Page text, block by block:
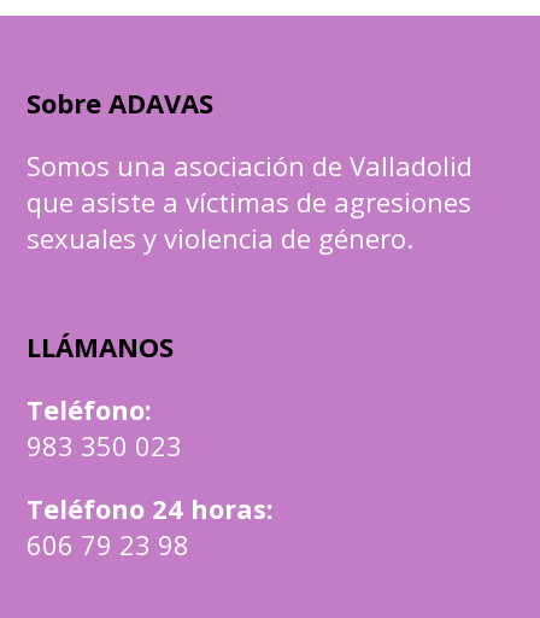
Sobre ADAVAS
Somos una asociación de Valladolid
que asiste a víctimas de agresiones
sexuales y violencia de género.
LLÁMANOS
Teléfono:
983 350 023
Teléfono 24 horas:
606 79 23 98